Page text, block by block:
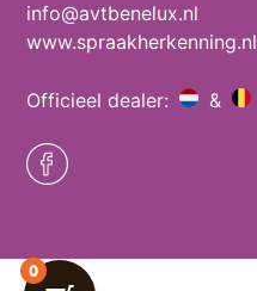
info@avtbenelux.nl
www.spraakherkenning.nl
Officieel dealer: &
0